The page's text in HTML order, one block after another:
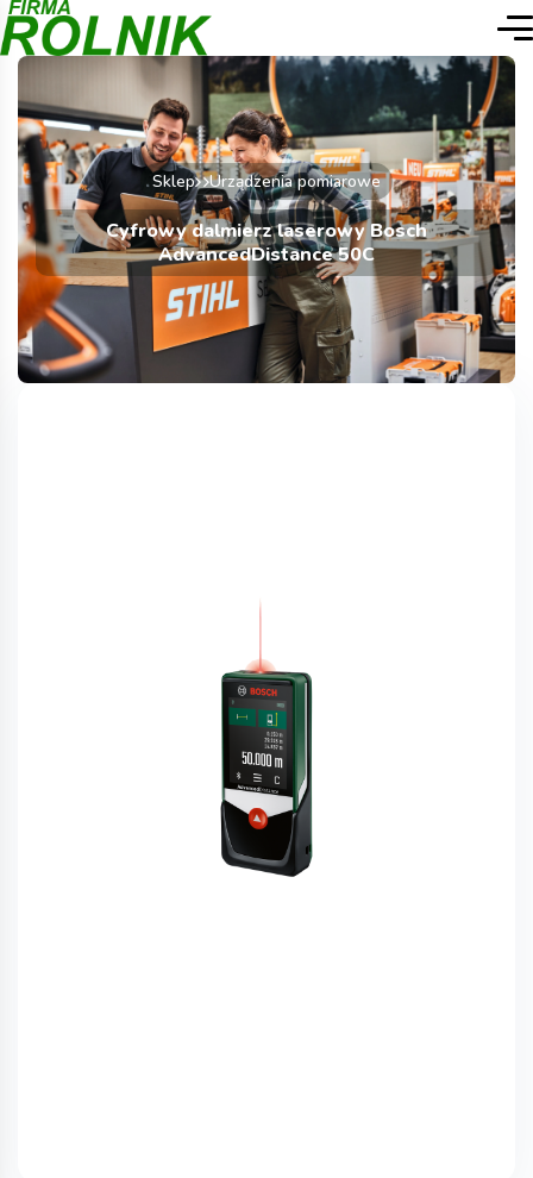
Sklep Urządzenia pomiarowe
Cyfrowy dalmierz laserowy Bosch
AdvancedDistance 50C